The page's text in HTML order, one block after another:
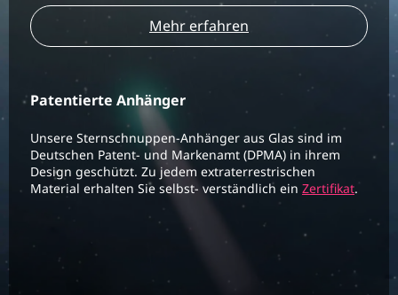
Mehr erfahren
Patentierte Anhänger
Unsere Sternschnuppen-Anhänger aus Glas sind im
Deutschen Patent- und Markenamt (DPMA) in ihrem
Design geschützt. Zu jedem extraterrestrischen
Material erhalten Sie selbst- verständlich ein Zertifikat.